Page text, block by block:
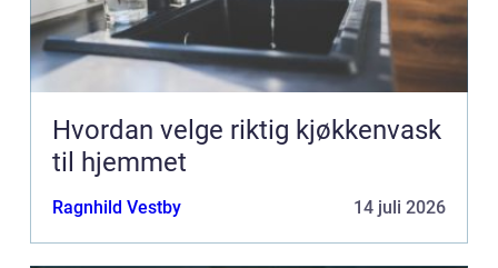
Hvordan velge riktig kjøkkenvask
til hjemmet
Ragnhild Vestby 14 juli 2026